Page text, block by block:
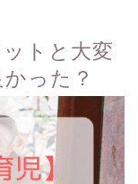
トと大変
った？